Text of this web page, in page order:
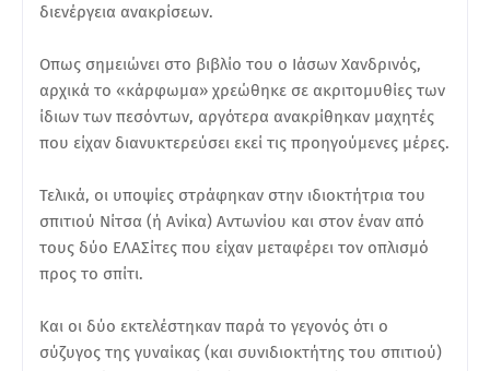
διενέργεια ανακρίσεων.
Οπως σημειώνει στο βιβλίο του ο Ιάσων Χανδρινός,
αρχικά το «κάρφωμα» χρεώθηκε σε ακριτομυθίες των
ίδιων των πεσόντων, αργότερα ανακρίθηκαν μαχητές
που είχαν διανυκτερεύσει εκεί τις προηγούμενες μέρες.
Τελικά, οι υποψίες στράφηκαν στην ιδιοκτήτρια του
σπιτιού Νίτσα (ή Ανίκα) Αντωνίου και στον έναν από
τους δύο ΕΛΑΣίτες που είχαν μεταφέρει τον οπλισμό
προς το σπίτι.
Και οι δύο εκτελέστηκαν παρά το γεγονός ότι ο
σύζυγος της γυναίκας (και συνιδιοκτήτης του σπιτιού)